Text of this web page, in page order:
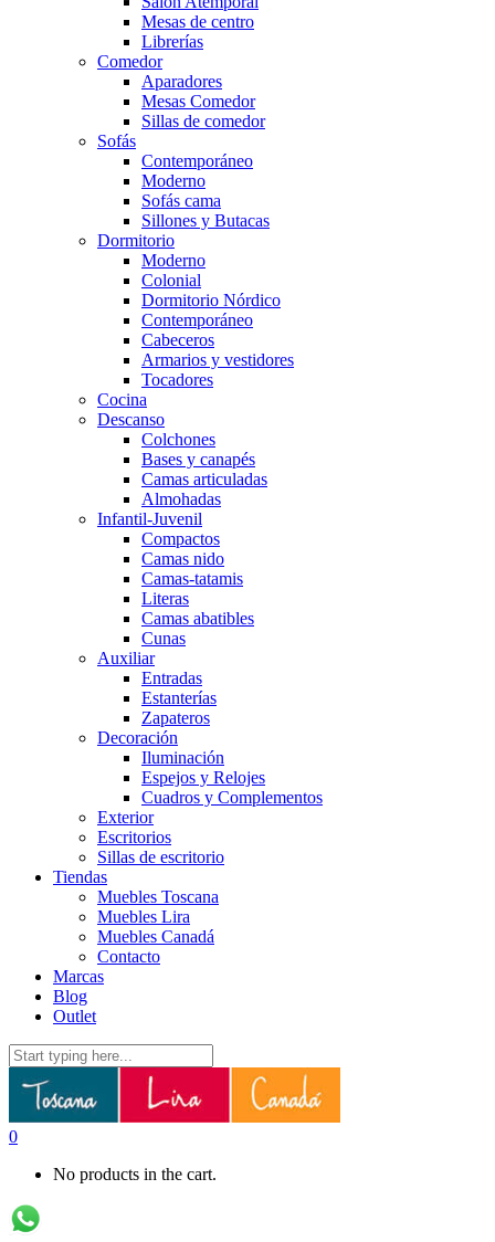
Mesas de centro
Librerías
Comedor
Aparadores
Mesas Comedor
Sillas de comedor
Sofás
Contemporáneo
Moderno
Sofás cama
Sillones y Butacas
Dormitorio
Moderno
Colonial
Dormitorio Nórdico
Contemporáneo
Cabeceros
Armarios y vestidores
Tocadores
Cocina
Descanso
Colchones
Bases y canapés
Camas articuladas
Almohadas
Infantil-Juvenil
Compactos
Camas nido
Camas-tatamis
Literas
Camas abatibles
Cunas
Auxiliar
Entradas
Estanterías
Zapateros
Decoración
Iluminación
Espejos y Relojes
Cuadros y Complementos
Exterior
Escritorios
Sillas de escritorio
Tiendas
Muebles Toscana
Muebles Lira
Muebles Canadá
Contacto
Marcas
Blog
Outlet
0
No products in the cart.